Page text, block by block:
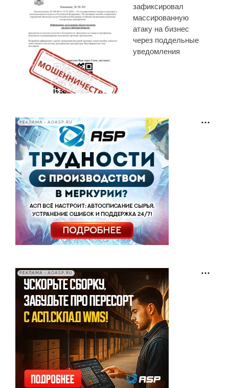
зафиксировал
массированную
атаку на бизнес
через поддельные
уведомления
РЕКЛАМА • AOASP.RU
РЕКЛАМА • AOASP.RU